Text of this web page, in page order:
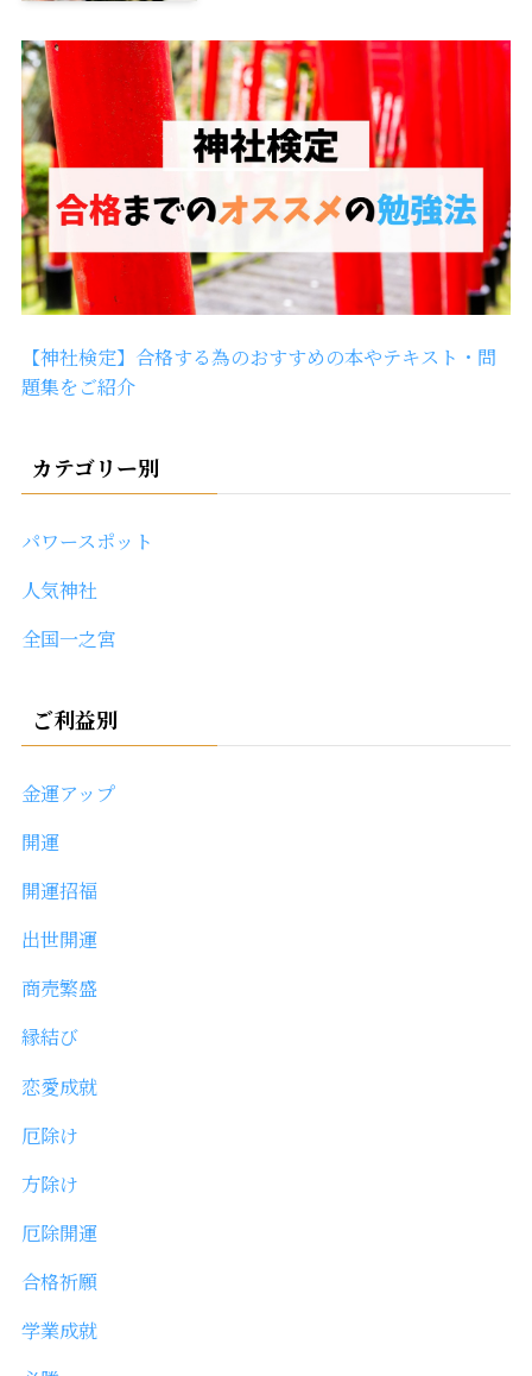
【神社検定】合格する為のおすすめの本やテキスト・問
題集をご紹介
カテゴリー別
パワースポット
人気神社
全国一之宮
ご利益別
金運アップ
開運
開運招福
出世開運
商売繁盛
縁結び
恋愛成就
厄除け
方除け
厄除開運
合格祈願
学業成就